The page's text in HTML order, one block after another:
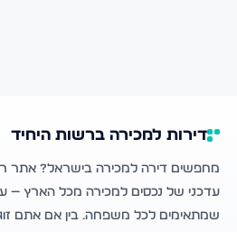
דירות למכירה ברשות היחיד
מחפשים דירה למכירה בישראל? אתר
עדכני של נכסים למכירה מכל הארץ —
שמתאימים לכל משפחה. בין אם אתם